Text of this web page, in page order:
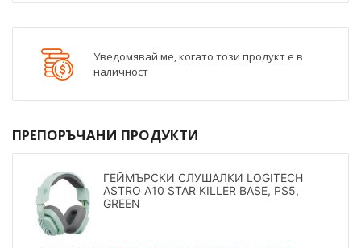
Уведомявай ме, когато този продукт е в
наличност
ПРЕПОРЪЧАНИ ПРОДУКТИ
ГЕЙМЪРСКИ СЛУШАЛКИ LOGITECH
ASTRO A10 STAR KILLER BASE, PS5,
GREEN